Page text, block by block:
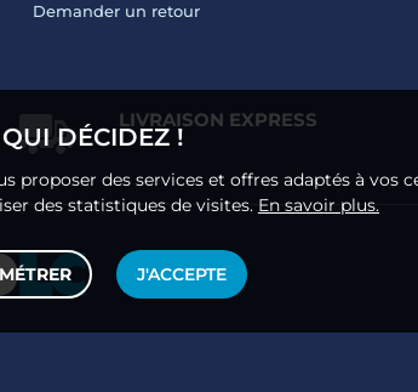
Demander un retour
LIVRAISON EXPRESS
DÉCIDEZ !
des services et offres adaptés à vos
des statistiques de visites. En savoir plus.
J'ACCEPTE